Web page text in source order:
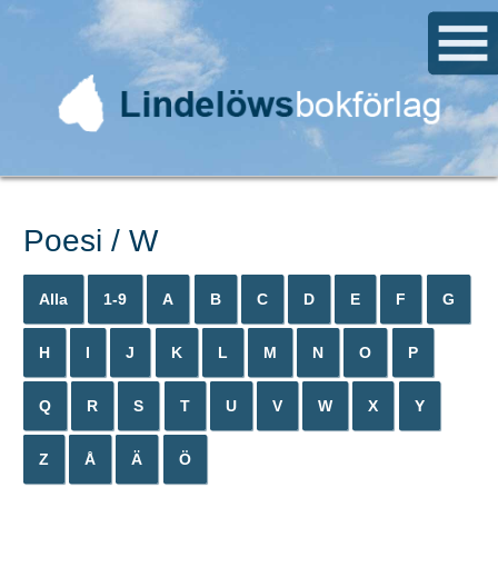
Poesi / W
Alla 1-9 A B C D E F G
H I J K L M N O P
Q R S T U V W X Y
Z Å Ä Ö